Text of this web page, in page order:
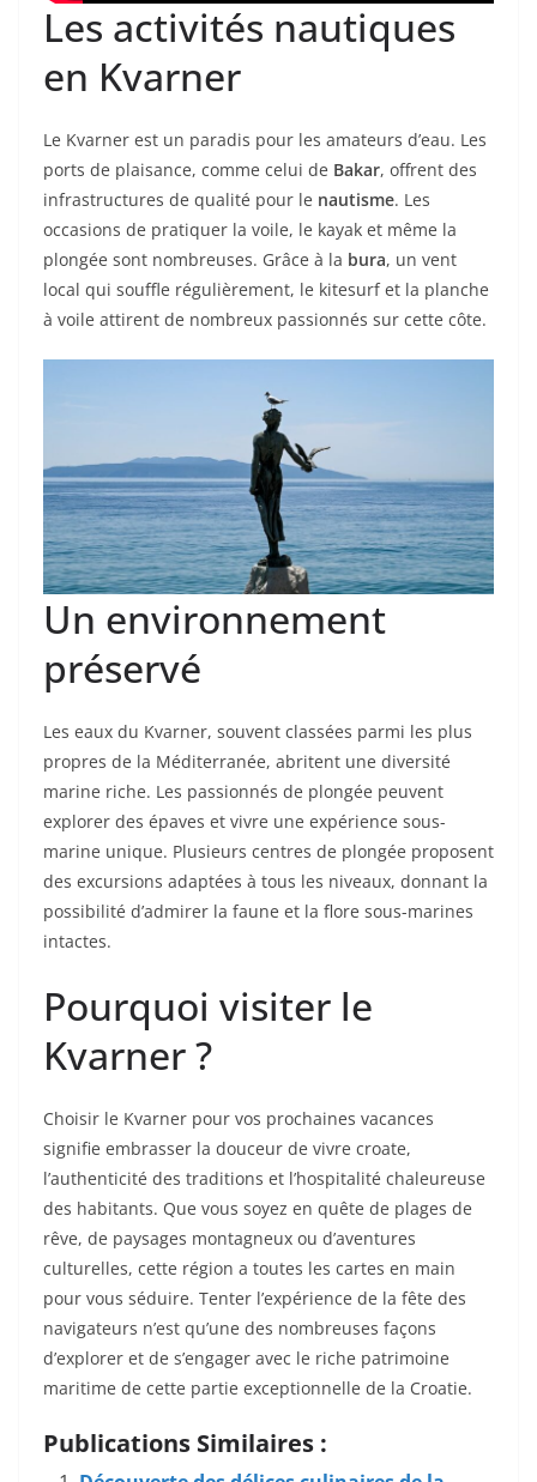
Les activités nautiques
en Kvarner
Le Kvarner est un paradis pour les amateurs d’eau. Les
ports de plaisance, comme celui de Bakar, offrent des
infrastructures de qualité pour le nautisme. Les
occasions de pratiquer la voile, le kayak et même la
plongée sont nombreuses. Grâce à la bura, un vent
local qui souffle régulièrement, le kitesurf et la planche
à voile attirent de nombreux passionnés sur cette côte.
Un environnement
préservé
Les eaux du Kvarner, souvent classées parmi les plus
propres de la Méditerranée, abritent une diversité
marine riche. Les passionnés de plongée peuvent
explorer des épaves et vivre une expérience sous-
marine unique. Plusieurs centres de plongée proposent
des excursions adaptées à tous les niveaux, donnant la
possibilité d’admirer la faune et la flore sous-marines
intactes.
Pourquoi visiter le
Kvarner ?
Choisir le Kvarner pour vos prochaines vacances
signifie embrasser la douceur de vivre croate,
l’authenticité des traditions et l’hospitalité chaleureuse
des habitants. Que vous soyez en quête de plages de
rêve, de paysages montagneux ou d’aventures
culturelles, cette région a toutes les cartes en main
pour vous séduire. Tenter l’expérience de la fête des
navigateurs n’est qu’une des nombreuses façons
d’explorer et de s’engager avec le riche patrimoine
maritime de cette partie exceptionnelle de la Croatie.
Publications Similaires :